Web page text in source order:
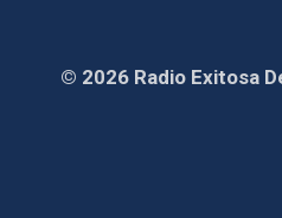
© 2026 Radio Exitosa